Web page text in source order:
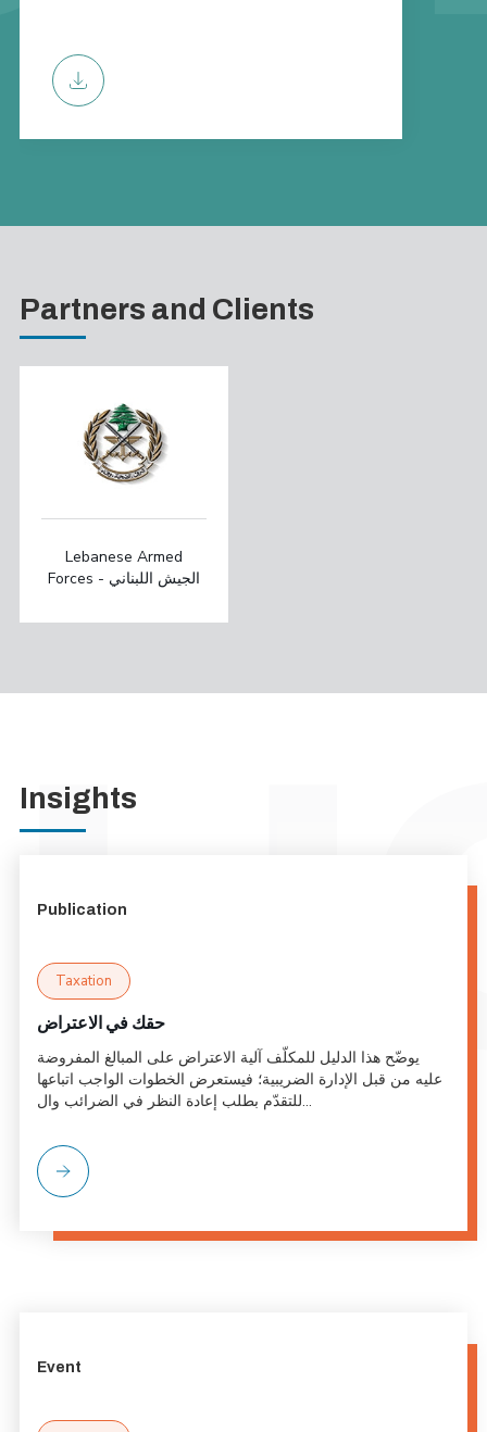
Partners and Clients
Lebanese Armed
Forces - الجيش اللبناني
Insights
Publication
Taxation
حقك في الاعتراض
يوضّح هذا الدليل للمكلّف آلية الاعتراض على المبالغ المفروضة
عليه من قبل الإدارة الضريبية؛ فيستعرض الخطوات الواجب اتباعها
للتقدّم بطلب إعادة النظر في الضرائب وال...
Event